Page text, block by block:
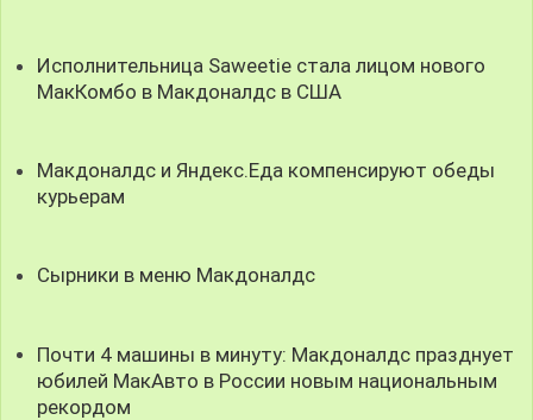
Исполнительница Saweetie стала лицом нового
МакКомбо в Макдоналдс в США
Макдоналдс и Яндекс.Еда компенсируют обеды
курьерам
Сырники в меню Макдоналдс
Почти 4 машины в минуту: Макдоналдс празднует
юбилей МакАвто в России новым национальным
рекордом